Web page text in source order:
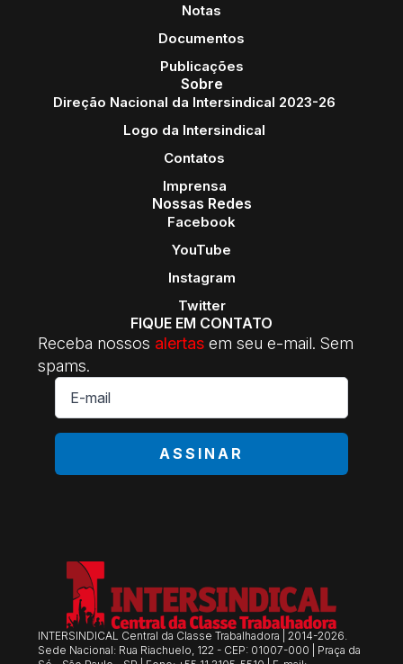
Notas
Documentos
Publicações
Sobre
Direção Nacional da Intersindical 2023-26
Logo da Intersindical
Contatos
Imprensa
Nossas Redes
Facebook
YouTube
Instagram
Twitter
FIQUE EM CONTATO
Receba nossos alertas em seu e-mail. Sem
spams.
E-
mail
ASSINAR
INTERSINDICAL Central da Classe Trabalhadora | 2014-2026.
Sede Nacional: Rua Riachuelo, 122 - CEP: 01007-000 | Praça da